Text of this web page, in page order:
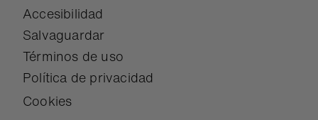
Accesibilidad
Salvaguardar
Términos de uso
Política de privacidad
Cookies